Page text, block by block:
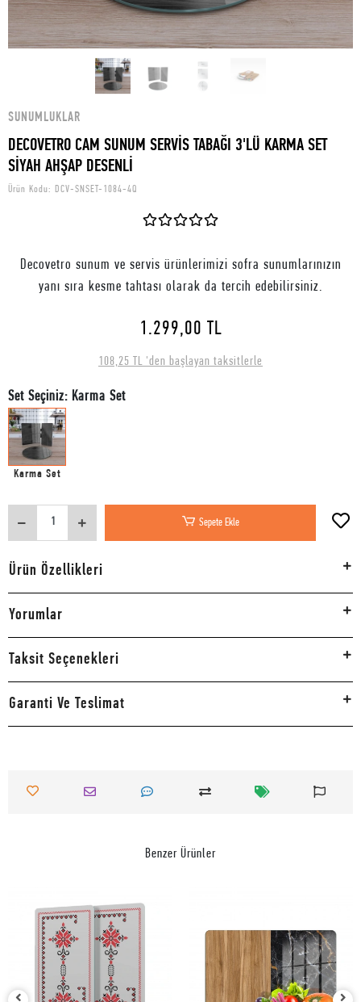
SUNUMLUKLAR
DECOVETRO CAM SUNUM SERVİS TABAĞI 3'LÜ KARMA SET
SİYAH AHŞAP DESENLİ
Ürün Kodu: DCV-SNSET-1084-4Q
Decovetro sunum ve servis ürünlerimizi sofra sunumlarınızın
yanı sıra kesme tahtası olarak da tercih edebilirsiniz.
1.299,00 TL
108,25 TL 'den başlayan taksitlerle
Set Seçiniz: Karma Set
Karma Set
Sepete Ekle
Ürün Özellikleri
Yorumlar
Taksit Seçenekleri
Garanti Ve Teslimat
Benzer Ürünler